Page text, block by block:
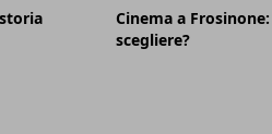
Cinema a
scegliere?